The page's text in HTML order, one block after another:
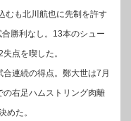
むも北川航也に先制を許す
勝利なし。13本のシュー
点を喫した。
連続の得点。鄭大世は7月
右足ハムストリング肉離
めた。